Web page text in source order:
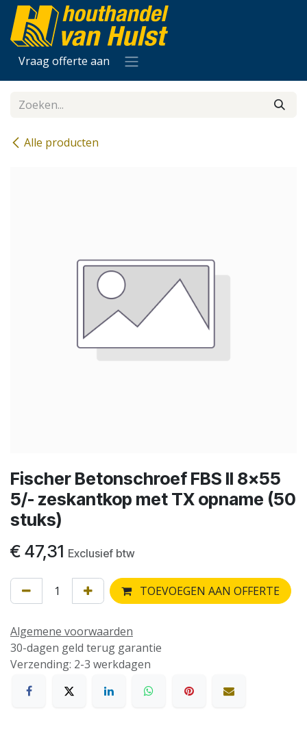
Overslaan naar inhoud
Vraag offerte aan
Alle producten
Fischer Betonschroef FBS II 8x55
5/- zeskantkop met TX opname (50
stuks)
€ 47,31 Exclusief btw
TOEVOEGEN AAN OFFERTE
Algemene voorwaarden
30-dagen geld terug garantie
Verzending: 2-3 werkdagen